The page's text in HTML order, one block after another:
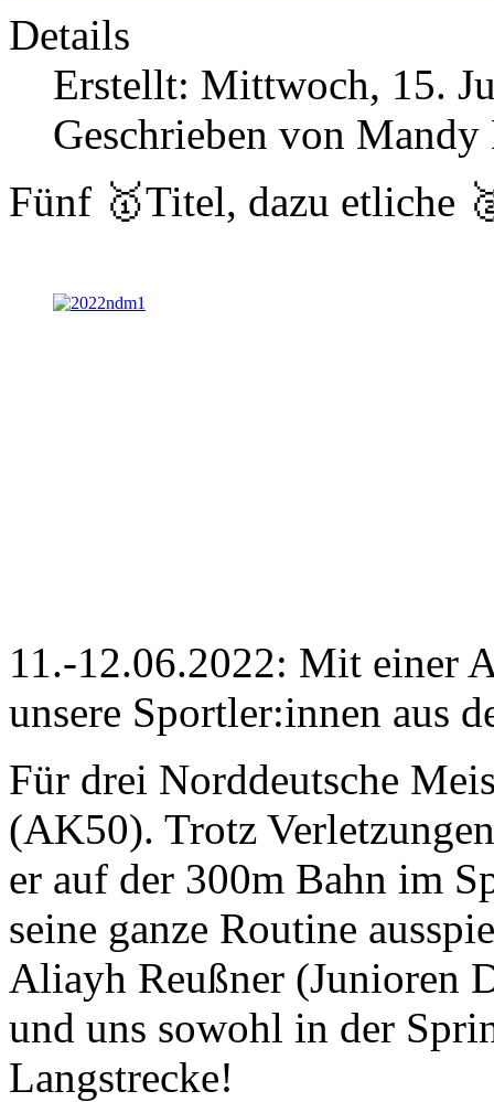
Details
Erstellt: Mittwoch, 15.
Geschrieben von Mandy
Fünf 🥇Titel, dazu etliche
11.-12.06.2022: Mit einer
unsere Sportler:innen aus
Für drei Norddeutsche
(AK50). Trotz
er auf der 300m Bahn im
seine ganze Routine
Aliayh Reußner (Junioren
und uns sowohl in der
Langstrecke!